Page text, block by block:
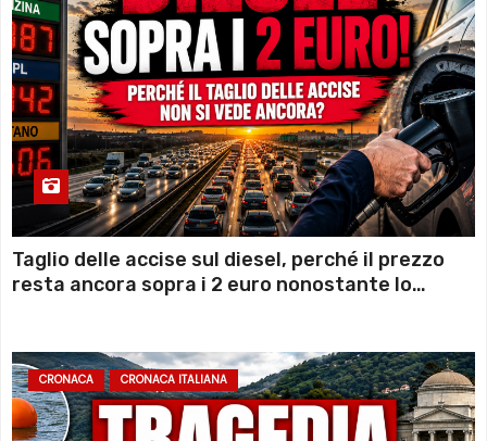
Taglio delle accise sul diesel, perché il prezzo
resta ancora sopra i 2 euro nonostante lo
CRONACA CRONACA ITALIANA